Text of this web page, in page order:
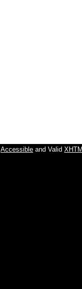
Accessible and Valid